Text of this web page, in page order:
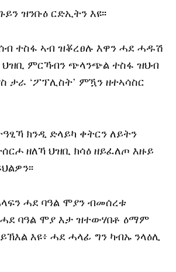
ዝንቡዕ ርድኢትን እዩ፡፡
ተስፋ ኣብ ዝቖረፀሉ እዋን ሓደ ሓዱሽ
ምርኻብን ጭላንጭል ተስፋ ዝህብ
ታራ ‘ፖፕሊስት’ ምዃን ዘተኣሳስር
ክንዲ ድላይካ ቀትርን ለይትን
ዘለኻ ህዝቢ ክሳዕ ዘይፈለጦ እዙይ
ሓደ ባዓል ሞያን ብመሰረቱ
ባዓል ሞያ እታ ዝተውሃበቶ ዕማም
እዩ፥ ሓደ ሓላፊ ግን ካብኡ ንላዕሊ